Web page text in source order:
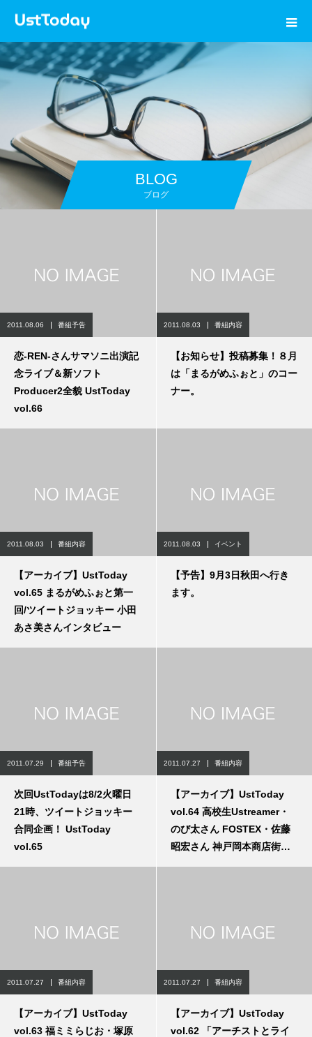
BLOG
ブログ
2011.08.06 番組予告
恋-REN-さんサマソニ出演記
念ライブ＆新ソフト
Producer2全貌 UstToday
vol.66
2011.08.03 番組内容
【お知らせ】投稿募集！８月
は「まるがめふぉと」のコー
ナー。
2011.08.03 番組内容
【アーカイブ】UstToday
vol.65 まるがめふぉと第一
回/ツイートジョッキー 小田
あさ美さんインタビュー
2011.08.03 イベント
【予告】9月3日秋田へ行き
ます。
2011.07.29 番組予告
次回UstTodayは8/2火曜日
21時、ツイートジョッキー
合同企画！ UstToday
vol.65
2011.07.27 番組内容
【アーカイブ】UstToday
vol.64 高校生Ustreamer・
のび太さん FOSTEX・佐藤
昭宏さん 神戸岡本商店街・
2011.07.27 番組内容
【アーカイブ】UstToday
vol.63 福ミミらじお・塚原
2011.07.27 番組内容
【アーカイブ】UstToday
vol.62 「アーチストとライ